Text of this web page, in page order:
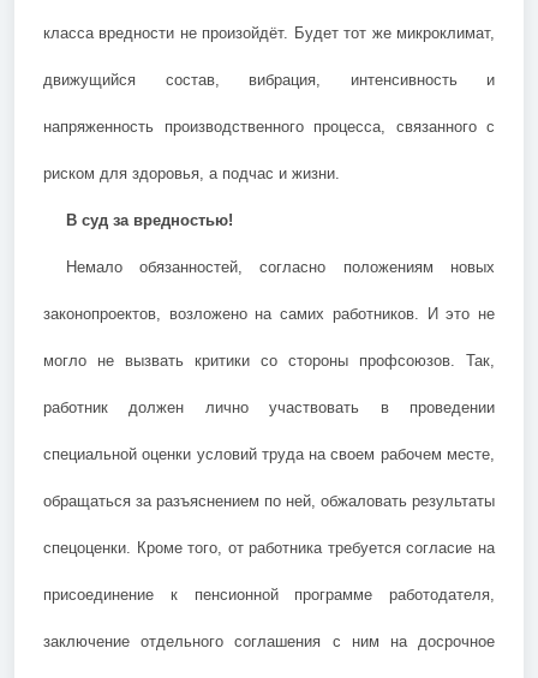
класса вредности не произойдёт. Будет тот же микроклимат,
движущийся состав, вибрация, интенсивность и
напряженность производственного процесса, связанного с
риском для здоровья, а подчас и жизни.
В суд за вредностью!
Немало обязанностей, согласно положениям новых
законопроектов, возложено на самих работников. И это не
могло не вызвать критики со стороны профсоюзов. Так,
работник должен лично участвовать в проведении
специальной оценки условий труда на своем рабочем месте,
обращаться за разъяснением по ней, обжаловать результаты
спецоценки. Кроме того, от работника требуется согласие на
присоединение к пенсионной программе работодателя,
заключение отдельного соглашения с ним на досрочное